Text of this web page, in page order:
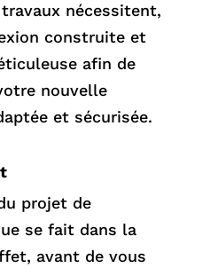
nécessitent,
construite et
afin de
nouvelle
et sécurisée.
projet de
se fait dans la
avant de vous